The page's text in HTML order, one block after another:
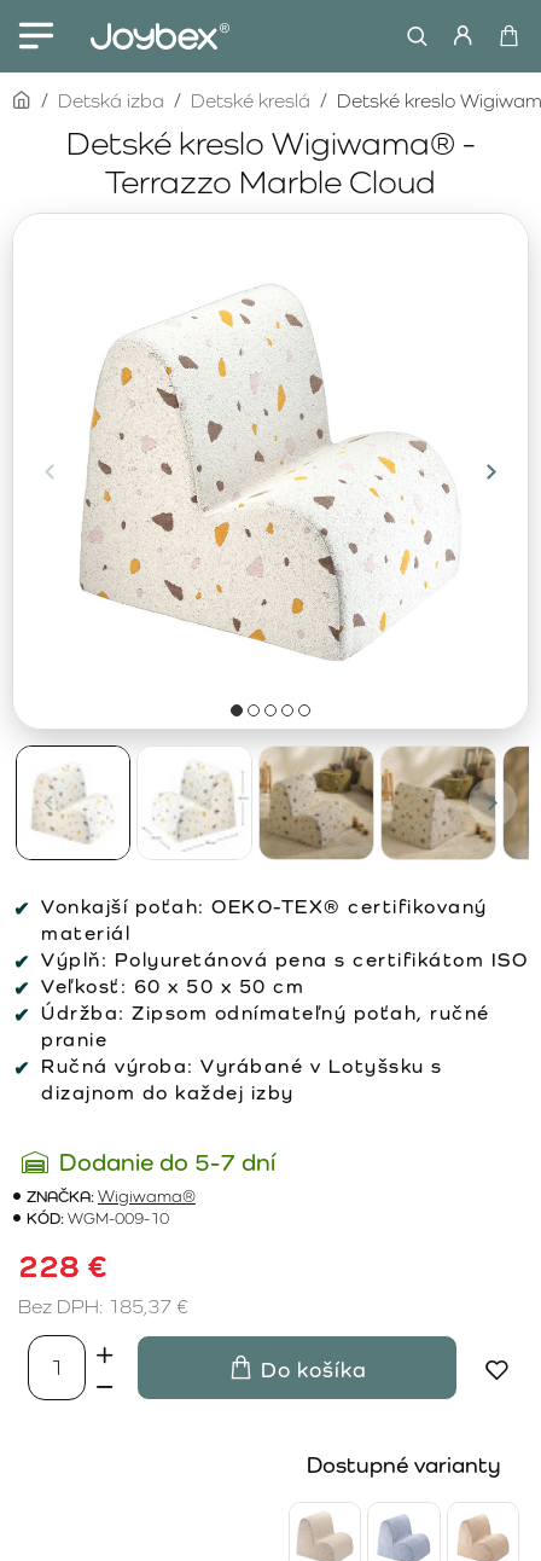
Detské kreslo Wigiwama® -
Terrazzo Marble Cloud
homeDetská izba Detské kreslá Detské kreslo
Vonkajší poťah: OEKO-TEX® certifikovaný
materiál
Výplň: Polyuretánová pena s certifikátom ISO
Veľkosť: 60 x 50 x 50 cm
Údržba: Zipsom odnímateľný poťah, ručné
pranie
Ručná výroba: Vyrábané v Lotyšsku s
dizajnom do každej izby
Dodanie do 5-7 dní
ZNAČKA:Wigiwama®
KÓD:WGM-009-10
228 €
Bez DPH: 185,37 €
Do košíka
Dostupné varianty